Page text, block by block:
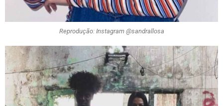
Reprodução: Instagram @sandrallosa